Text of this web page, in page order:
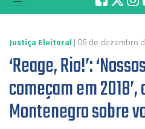
Justiça Eleitoral | 06 de dezembro
‘Reage, Rio!’:
começam em
Montenegro sobre